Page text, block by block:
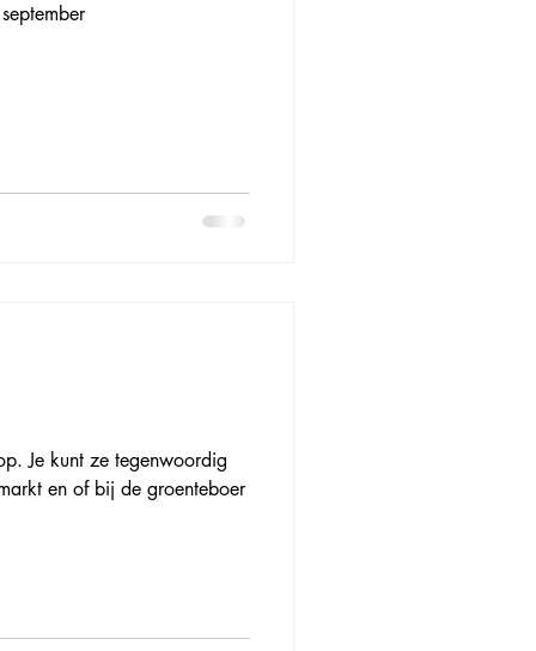
Je kunt ze tegenwoordig
en of bij de groenteboer